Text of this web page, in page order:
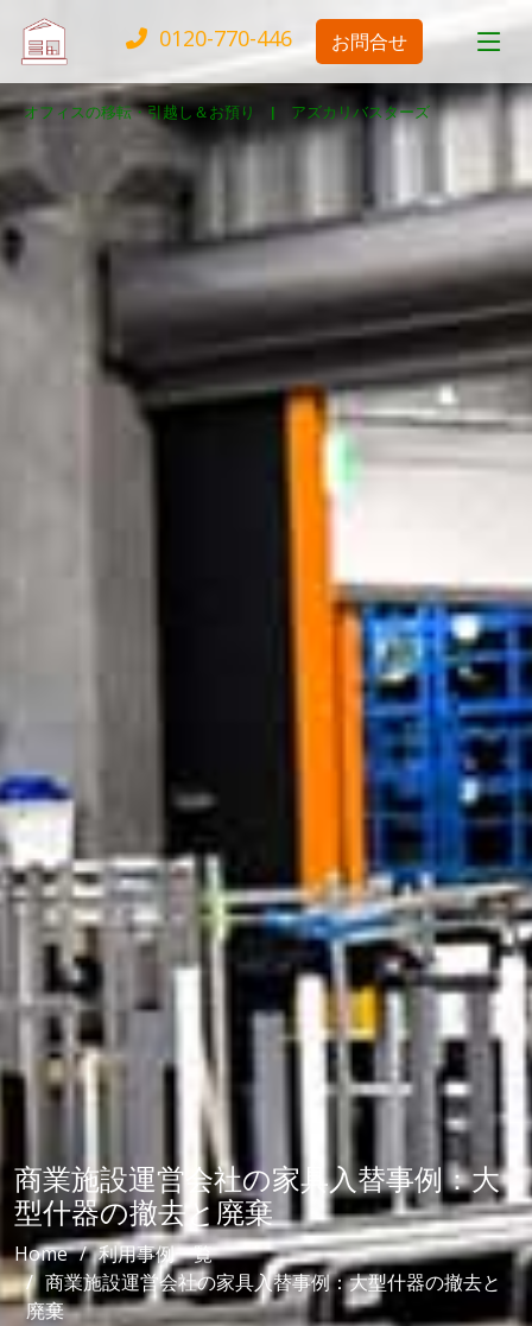
0120-770-446 お問合せ
オフィスの移転・引越し＆お預り | アズカリバスターズ
商業施設運営会社の家具入替事例：大
型什器の撤去と廃棄
Home
利用事例一覧
商業施設運営会社の家具入替事例：大型什器の撤去と
廃棄